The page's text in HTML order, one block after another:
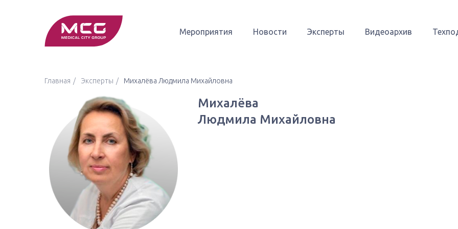
Мероприятия Новости Эксперты Видеоархив
Главная Эксперты Михалёва Людмила Михайловна
Михалёва
Людмила Михайловна